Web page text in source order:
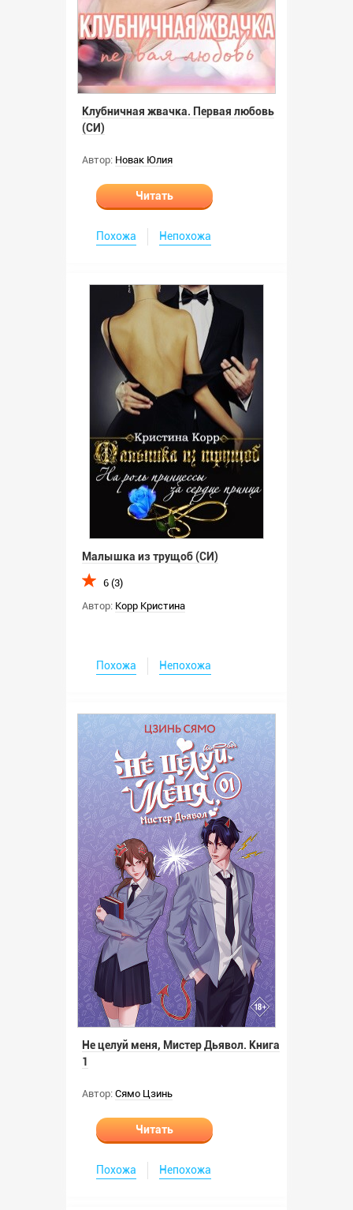
Клубничная жвачка. Первая любовь
(СИ)
Автор: Новак Юлия
Читать
Похожа Непохожа
Малышка из трущоб (СИ)
6 (3)
Автор: Корр Кристина
Похожа Непохожа
Не целуй меня, Мистер Дьявол. Книга
1
Автор: Сямо Цзинь
Читать
Похожа Непохожа